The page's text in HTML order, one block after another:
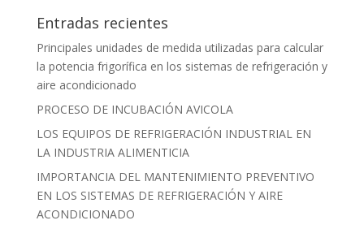
Entradas recientes
Principales unidades de medida utilizadas para calcular
la potencia frigorífica en los sistemas de refrigeración y
aire acondicionado
PROCESO DE INCUBACIÓN AVICOLA
LOS EQUIPOS DE REFRIGERACIÓN INDUSTRIAL EN
LA INDUSTRIA ALIMENTICIA
IMPORTANCIA DEL MANTENIMIENTO PREVENTIVO
EN LOS SISTEMAS DE REFRIGERACIÓN Y AIRE
ACONDICIONADO